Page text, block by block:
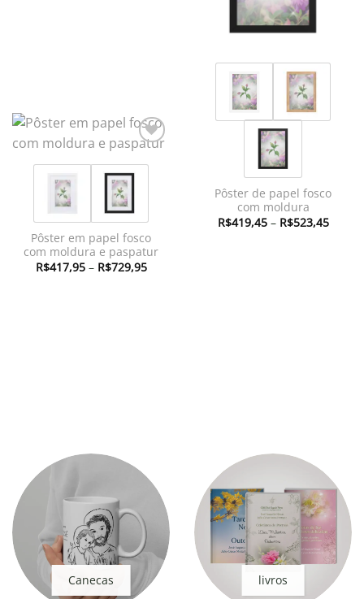
Pôster de papel fosco
com moldura
R$419,45 – R$523,45Faixa
de
Adicionar
à lista de
desejos
Pôster em papel fosco
com moldura e paspatur
R$417,95 – R$729,95Faixa
de
Canecas livros